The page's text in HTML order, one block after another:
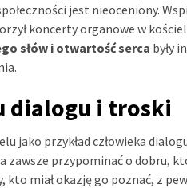
jest nieoceniony.
koncerty organowe w
słów i otwartość serca były
dialogu i troski
jako przykład człowieka
zawsze przypominać o dobru,
kto miał okazję go poznać, z